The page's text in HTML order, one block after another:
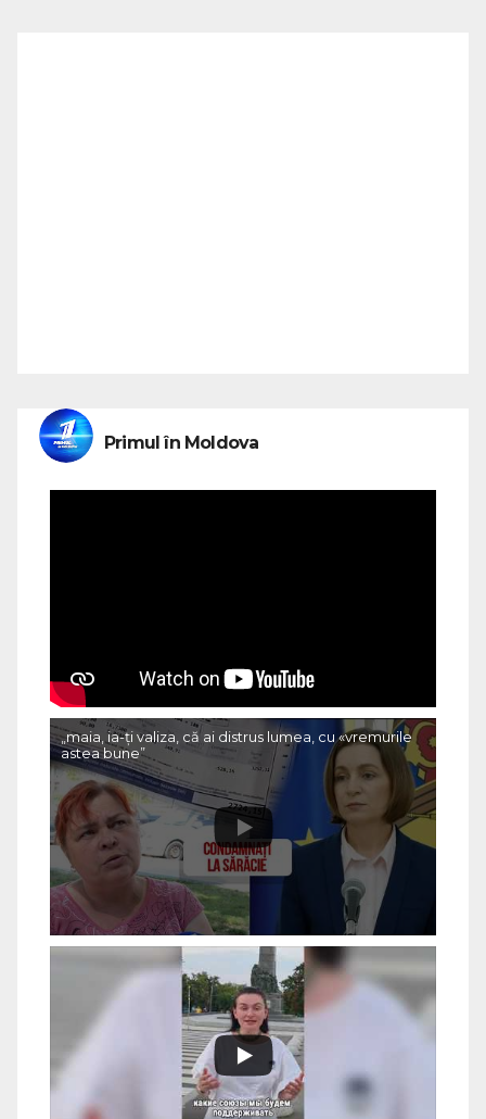
Primul în Moldova
„maia, ia-ți valiza, că ai distrus lumea, cu «vremurile
astea bune”